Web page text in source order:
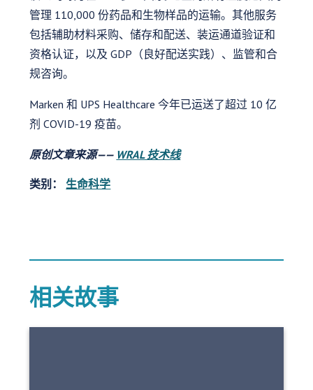
管理 110,000 份药品和生物样品的运输。其他服务
包括辅助材料采购、储存和配送、装运通道验证和
资格认证，以及 GDP（良好配送实践）、监管和合
规咨询。
Marken 和 UPS Healthcare 今年已运送了超过 10 亿
剂 COVID-19 疫苗。
原创文章来源—— WRAL 技术线
类别： 生命科学
相关故事